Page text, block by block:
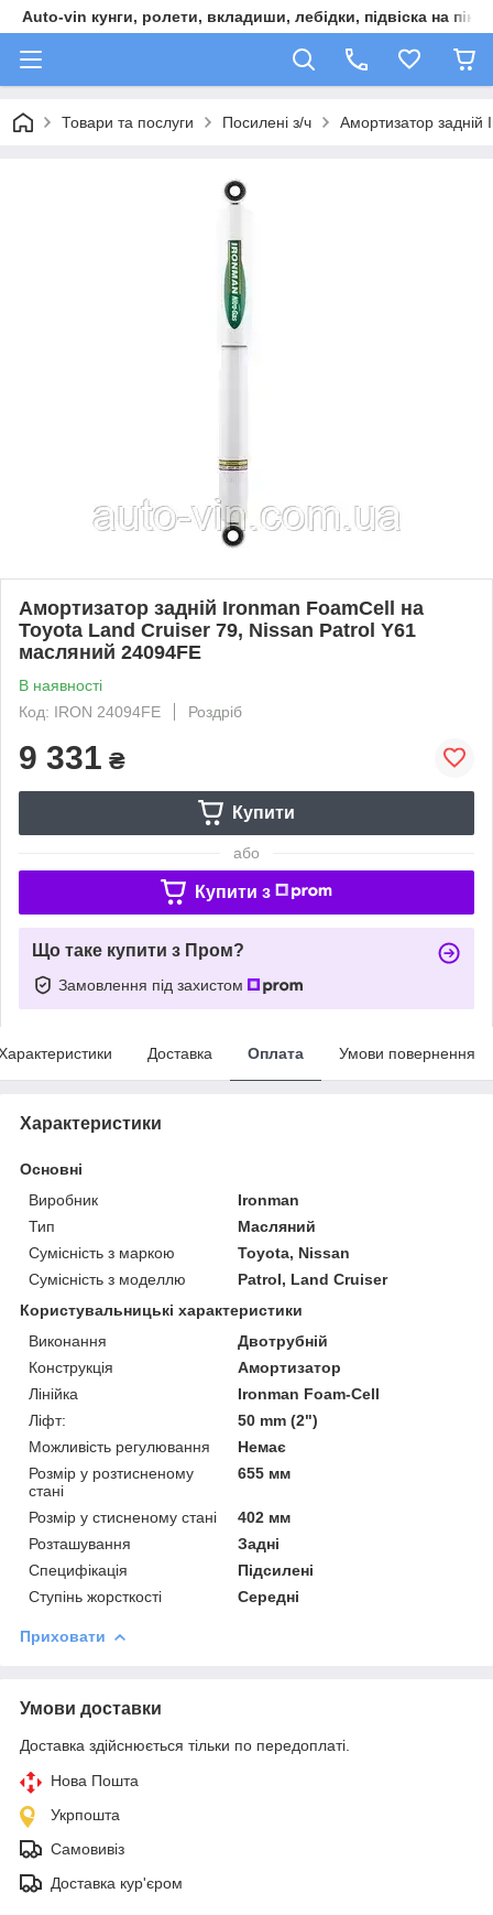
Auto-vin кунги, ролети, вкладиши, лебідки, підвіска на пікап
Товари та послуги Посилені з/ч Амортизатор
Амортизатор задній Ironman FoamCell на
Toyota Land Cruiser 79, Nissan Patrol Y61
масляний 24094FE
В наявності
Код: IRON 24094FE
Роздріб
9 331 ₴
Купити
або
Купити з
Що таке купити з Пром?
Замовлення під захистом
Доставка Оплата Умови повернення
Характеристики
Основні
Виробник
Ironman
Тип
Масляний
Сумісність з маркою
Toyota, Nissan
Сумісність з моделлю
Patrol, Land Cruiser
Користувальницькі характеристики
Виконання
Двотрубній
Конструкція
Амортизатор
Лінійка
Ironman Foam-Cell
Ліфт:
50 mm (2")
Можливість регулювання
Немає
Розмір у розтисненому
стані
655 мм
Розмір у стисненому стані
402 мм
Розташування
Задні
Специфікація
Підсилені
Ступінь жорсткості
Середні
Приховати
Умови доставки
Доставка здійснюється тільки по передоплаті.
Нова Пошта
Укрпошта
Самовивіз
Доставка кур'єром